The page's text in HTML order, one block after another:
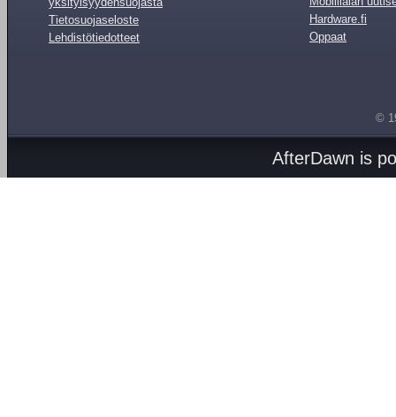
Tietosuojaseloste
Lehdistötiedotteet
Hardware.fi
Oppaat
©
AfterDawn is